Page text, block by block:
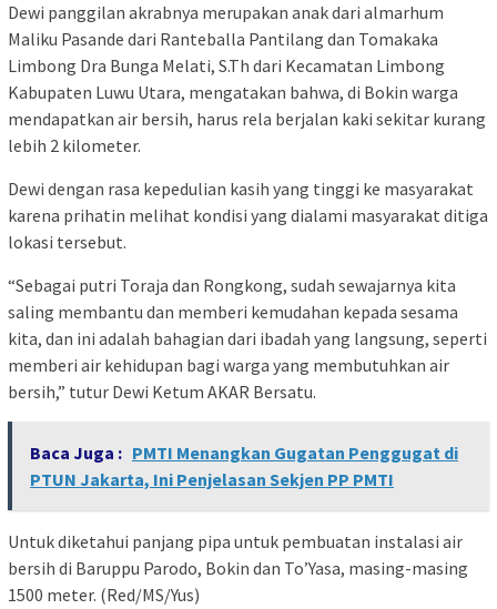
Dewi panggilan akrabnya merupakan anak dari almarhum
Maliku Pasande dari Ranteballa Pantilang dan Tomakaka
Limbong Dra Bunga Melati, S.Th dari Kecamatan Limbong
Kabupaten Luwu Utara, mengatakan bahwa, di Bokin warga
mendapatkan air bersih, harus rela berjalan kaki sekitar kurang
lebih 2 kilometer.
Dewi dengan rasa kepedulian kasih yang tinggi ke masyarakat
karena prihatin melihat kondisi yang dialami masyarakat ditiga
lokasi tersebut.
“Sebagai putri Toraja dan Rongkong, sudah sewajarnya kita
saling membantu dan memberi kemudahan kepada sesama
kita, dan ini adalah bahagian dari ibadah yang langsung, seperti
memberi air kehidupan bagi warga yang membutuhkan air
bersih,” tutur Dewi Ketum AKAR Bersatu.
Baca Juga : PMTI Menangkan Gugatan Penggugat di
PTUN Jakarta, Ini Penjelasan Sekjen PP PMTI
Untuk diketahui panjang pipa untuk pembuatan instalasi air
bersih di Baruppu Parodo, Bokin dan To’Yasa, masing-masing
1500 meter. (Red/MS/Yus)